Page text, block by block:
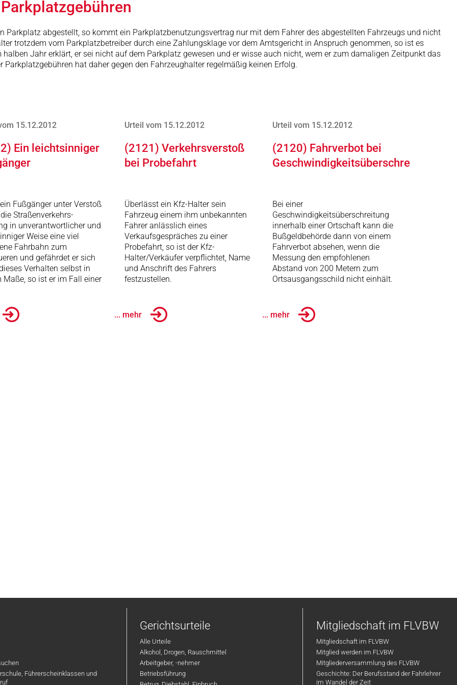
Parkplatz abgestellt, so kommt ein Parkplatzbenutzungsvertrag nur mit dem Fahrer des abgestellten Fahrzeugs und nicht
trotzdem vom Parkplatzbetreiber durch eine Zahlungsklage vor dem Amtsgericht in Anspruch genommen, so ist es
Jahr erklärt, er sei nicht auf dem Parkplatz gewesen und er wisse auch nicht, wem er zum damaligen Zeitpunkt das
hat daher gegen den Fahrzeughalter regelmäßig keinen Erfolg.
15.12.2012
Ein leichtsinniger
Fußgänger unter Verstoß
Straßenverkehrs-
in unverantwortlicher und
Weise eine viel
Fahrbahn zum
und gefährdet er sich
Verhalten selbst in
Maße, so ist er im Fall einer
Urteil vom 15.12.2012
(2121) Verkehrsverstoß
bei Probefahrt
Überlässt ein Kfz-Halter sein
Fahrzeug einem ihm unbekannten
Fahrer anlässlich eines
Verkaufsgespräches zu einer
Probefahrt, so ist der Kfz-
Halter/Verkäufer verpflichtet, Name
und Anschrift des Fahrers
festzustellen.
... mehr
Urteil vom 15.12.2012
(2120) Fahrverbot bei
Geschwindigkeitsüberschreitung
Bei einer
Geschwindigkeitsüberschreitung
innerhalb einer Ortschaft kann die
Bußgeldbehörde dann von einem
Fahrverbot absehen, wenn die
Messung den empfohlenen
Abstand von 200 Metern zum
Ortsausgangsschild nicht einhält.
... mehr
Führerscheinklassen und
Gerichtsurteile
Alle Urteile
Alkohol, Drogen, Rauschmittel
Arbeitgeber, -nehmer
Betriebsführung
Mitgliedschaft im FLVBW
Mitgliedschaft im FLVBW
Mitglied werden im FLVBW
Mitgliederversammlung des FLVBW
Geschichte: Der Berufsstand der Fahrlehrer
im Wandel der Zeit